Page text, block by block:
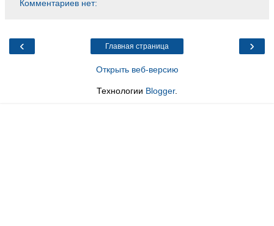
Комментариев нет:
‹ ›
Главная страница
Открыть веб-версию
Технологии Blogger.